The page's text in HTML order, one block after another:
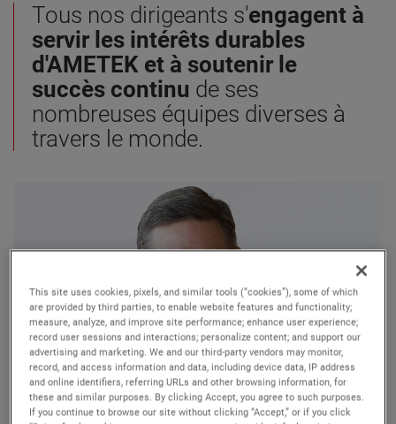
Tous nos dirigeants s'engagent à
servir les intérêts durables
d'AMETEK et à soutenir le
succès continu de ses
nombreuses équipes diverses à
travers le monde.
This site uses cookies, pixels, and similar tools (“cookies”), some of which
are provided by third parties, to enable website features and functionality;
measure, analyze, and improve site performance; enhance user experience;
record user sessions and interactions; personalize content; and support our
advertising and marketing. We and our third-party vendors may monitor,
record, and access information and data, including device data, IP address
and online identifiers, referring URLs and other browsing information, for
these and similar purposes. By clicking Accept, you agree to such purposes.
If you continue to browse our site without clicking “Accept,” or if you click